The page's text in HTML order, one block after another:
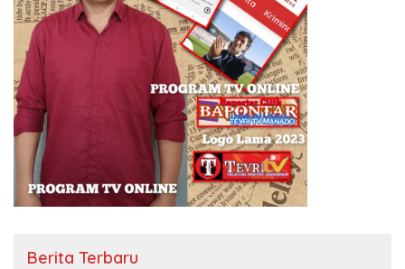
Berita Terbaru